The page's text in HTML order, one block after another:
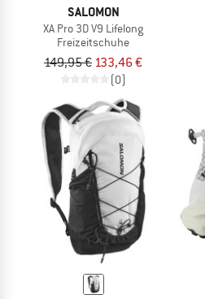
SALOMON
XA Pro 3D V9 Lifelong
Freizeitschuhe
149,95 € 133,46 €
(0)